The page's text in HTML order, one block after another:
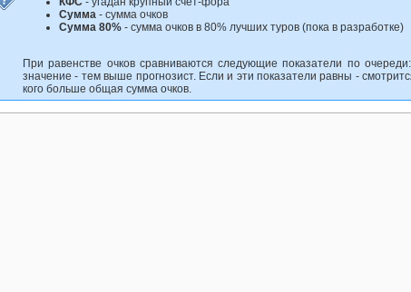
Сумма - сумма очков
Сумма 80% - сумма очков в 80% лучших туров (пока в разработке)
При равенстве очков сравниваются следующие показатели по
значение - тем выше прогнозист. Если и эти показатели равны -
кого больше общая сумма очков.